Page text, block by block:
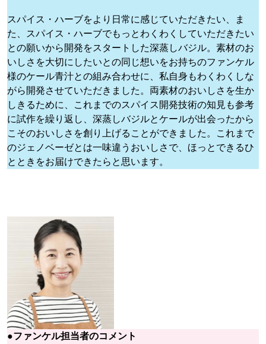
スパイス・ハーブをより日常に感じていただきたい、ま
た、スパイス・ハーブでもっとわくわくしていただきたい
との願いから開発をスタートした深蒸しバジル。素材のお
いしさを大切にしたいとの同じ想いをお持ちのファンケル
様のケール青汁との組み合わせに、私自身もわくわくしな
がら開発させていただきました。両素材のおいしさを生か
しきるために、これまでのスパイス開発技術の知見も参考
に試作を繰り返し、深蒸しバジルとケールが出会ったから
こそのおいしさを創り上げることができました。これまで
のジェノベーゼとは一味違うおいしさで、ほっとできるひ
とときをお届けできたらと思います。
●ファンケル担当者のコメント